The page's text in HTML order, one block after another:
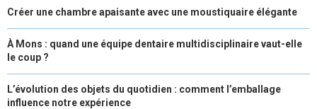
Créer une chambre apaisante avec une moustiquaire élégante
À Mons : quand une équipe dentaire multidisciplinaire vaut-elle
le coup ?
L’évolution des objets du quotidien : comment l’emballage
influence notre expérience